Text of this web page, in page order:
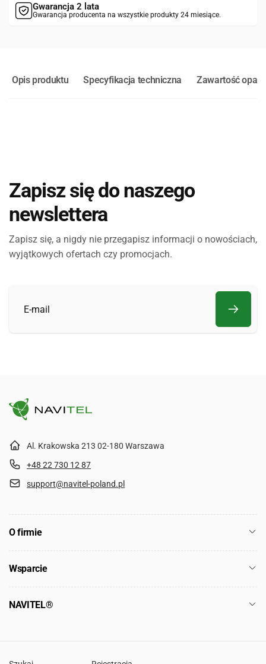
Gwarancja 2 lata
Gwarancja producenta na wszystkie produkty 24 miesiące.
Opis produktu Specyfikacja techniczna Zawartość
Zapisz się do naszego
newslettera
Zapisz się, a nigdy nie przegapisz informacji o nowościach,
wyjątkowych ofertach czy promocjach.
E-
Al. Krakowska 213 02-180 Warszawa
+48 22 730 12 87
support@navitel-poland.pl
O firmie
Wsparcie
NAVITEL®